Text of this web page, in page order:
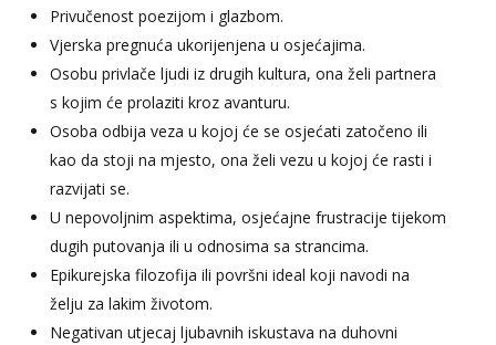
Privučenost poezijom i glazbom.
Vjerska pregnuća ukorijenjena u osjećajima.
Osobu privlače ljudi iz drugih kultura, ona želi partnera
s kojim će prolaziti kroz avanturu.
Osoba odbija veza u kojoj će se osjećati zatočeno ili
kao da stoji na mjesto, ona želi vezu u kojoj će rasti i
razvijati se.
U nepovoljnim aspektima, osjećajne frustracije tijekom
dugih putovanja ili u odnosima sa strancima.
Epikurejska filozofija ili površni ideal koji navodi na
želju za lakim životom.
Negativan utjecaj ljubavnih iskustava na duhovni